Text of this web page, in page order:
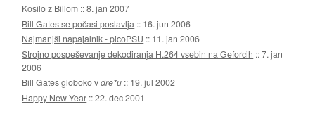
Kosilo z Billom ::8. jan 2007
Bill Gates se počasi poslavlja :: 16. jun 2006
Najmanjši napajalnik - picoPSU :: 11. jan 2006
Strojno pospeševanje dekodiranja H.264 vsebin na Geforcih ::7. jan
2006
Bill Gates globoko vdre*u :: 19. jul 2002
Happy New Year ::22. dec 2001